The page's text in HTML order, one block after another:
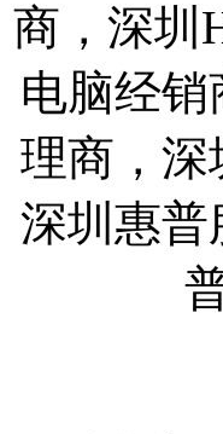
商，深圳
电脑经
理商，深
深圳惠普